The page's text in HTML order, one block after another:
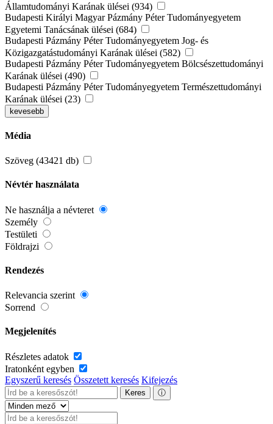
Államtudományi Karának ülései (934)
Budapesti Királyi Magyar Pázmány Péter Tudományegyetem
Egyetemi Tanácsának ülései (684)
Budapesti Pázmány Péter Tudományegyetem Jog- és
Közigazgatástudományi Karának ülései (582)
Budapesti Pázmány Péter Tudományegyetem Bölcsészettudományi
Karának ülései (490)
Budapesti Pázmány Péter Tudományegyetem Természettudományi
Karának ülései (23)
kevesebb
Média
Szöveg (43421 db)
Névtér használata
Ne használja a névteret
Személy
Testületi
Földrajzi
Rendezés
Relevancia szerint
Sorrend
Megjelenítés
Részletes adatok
Iratonként egyben
Egyszerű keresés Összetett keresés Kifejezés
Keres ⓘ